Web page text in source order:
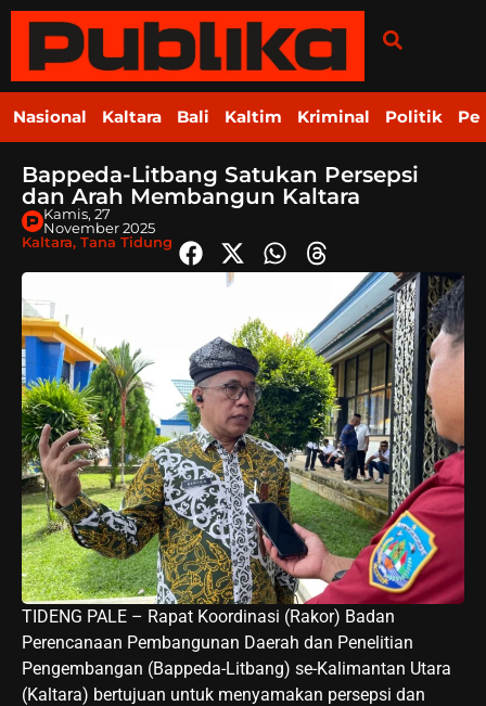
Nasional Kaltara Bali Kaltim Kriminal Politik
Bappeda-Litbang Satukan Persepsi
dan Arah Membangun Kaltara
Kamis, 27
November 2025
Kaltara, Tana Tidung
TIDENG PALE – Rapat Koordinasi (Rakor) Badan
Perencanaan Pembangunan Daerah dan Penelitian
Pengembangan (Bappeda-Litbang) se-Kalimantan Utara
(Kaltara) bertujuan untuk menyamakan persepsi dan